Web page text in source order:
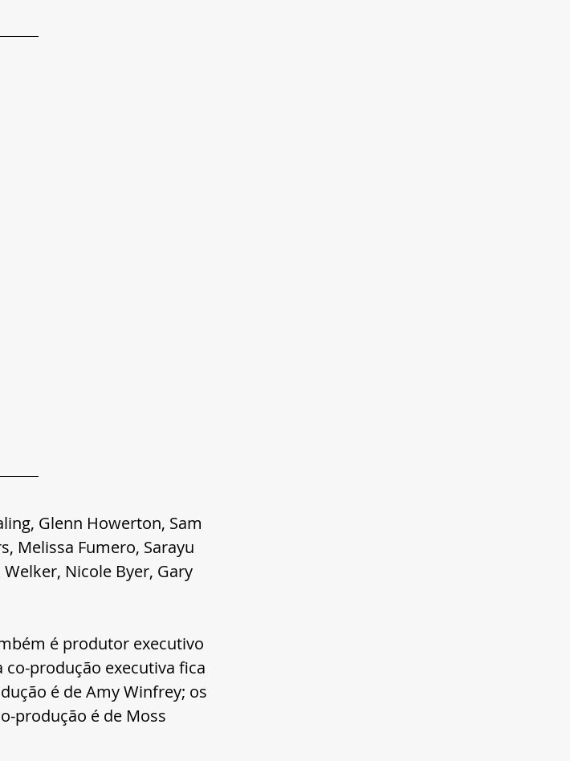
Glenn Howerton, Sam
Melissa Fumero, Sarayu
Welker, Nicole Byer, Gary
é produtor executivo
co-produção executiva fica
é de Amy Winfrey; os
produção é de Moss